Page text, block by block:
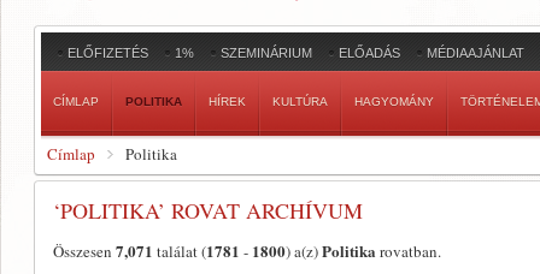
ELŐFIZETÉS 1% SZEMINÁRIUM ELŐADÁS MÉDIAAJÁNLAT
CÍMLAP POLITIKA HÍREK KULTÚRA HAGYOMÁNY
Címlap Politika
‘POLITIKA’ ROVAT ARCHÍVUM
Összesen 7,071 találat (1781 - 1800) a(z)Politika rovatban.